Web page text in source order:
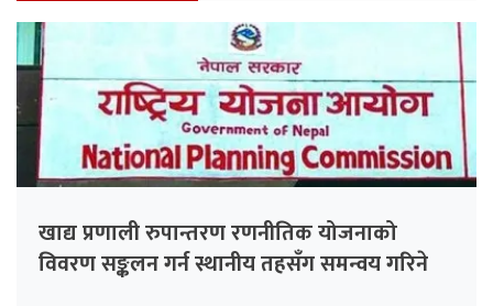
खाद्य प्रणाली रुपान्तरण रणनीतिक योजनाको
विवरण सङ्कलन गर्न स्थानीय तहसँग समन्वय गरिने